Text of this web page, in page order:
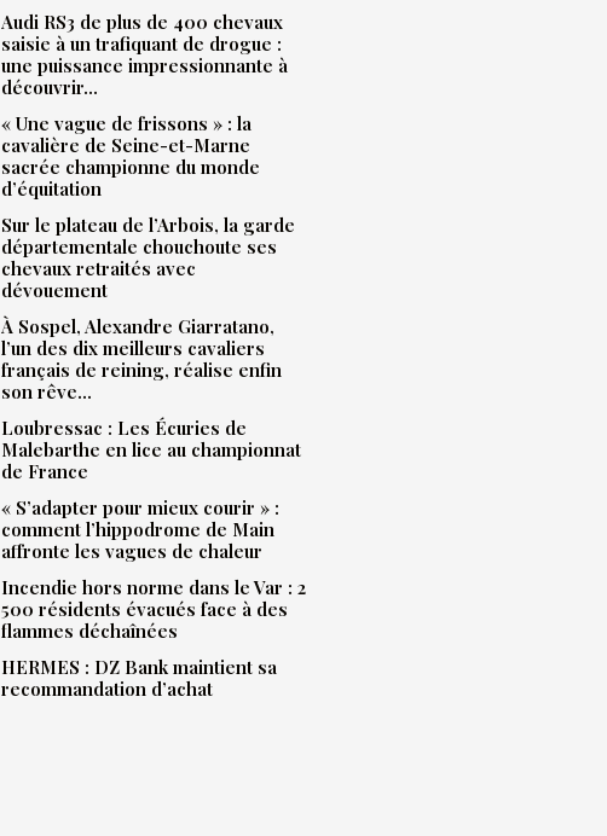
Audi RS3 de plus de 400 chevaux
saisie à un trafiquant de drogue :
une puissance impressionnante à
découvrir…
« Une vague de frissons » : la
cavalière de Seine-et-Marne
sacrée championne du monde
d’équitation
Sur le plateau de l’Arbois, la garde
départementale chouchoute ses
chevaux retraités avec
dévouement
À Sospel, Alexandre Giarratano,
l’un des dix meilleurs cavaliers
français de reining, réalise enfin
son rêve…
Loubressac : Les Écuries de
Malebarthe en lice au championnat
de France
« S’adapter pour mieux courir » :
comment l’hippodrome de Main
affronte les vagues de chaleur
Incendie hors norme dans le Var : 2
500 résidents évacués face à des
flammes déchaînées
HERMES : DZ Bank maintient sa
recommandation d’achat